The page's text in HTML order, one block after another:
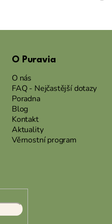
O Puravia
O nás
FAQ - Nejčastější dotazy
Poradna
Blog
Kontakt
Aktuality
Věrnostní program